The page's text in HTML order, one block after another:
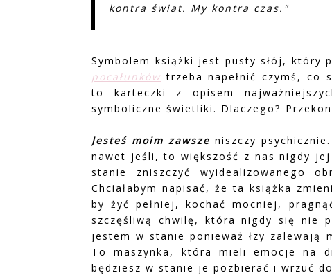
kontra świat. My kontra czas."
Symbolem książki jest pusty słój, który
pocałunków trzeba napełnić czymś, co
to karteczki z opisem
symboliczne świetliki. Dlaczego?
Jesteś moim zawsze niszczy
nawet jeśli, to większość z nas nigdy
stanie zniszczyć wyidealizowanego
Chciałabym napisać, że ta książka
by żyć pełniej, kochać mocniej,
szczęśliwą chwilę, która nigdy się nie
jestem w stanie ponieważ łzy zalewają
To maszynka, która mieli emocje na
będziesz w stanie je pozbierać i wrzuć